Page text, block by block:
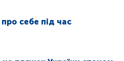
себе під час